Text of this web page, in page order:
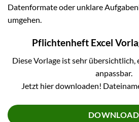
Datenformate oder unklare
umgehen.
Pflichtenheft Excel
Diese Vorlage ist sehr
anpassbar.
Jetzt hier downloaden!
DOWNLOAD